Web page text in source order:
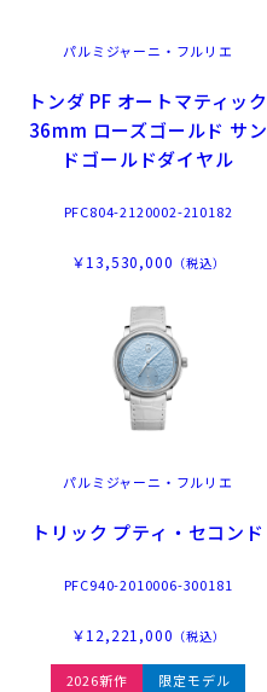
パルミジャーニ・フルリエ
トンダ PF オートマティック
36mm ローズゴールド サン
ドゴールドダイヤル
PFC804-2120002-210182
￥13,530,000 （税込）
パルミジャーニ・フルリエ
トリック プティ・セコンド
PFC940-2010006-300181
￥12,221,000 （税込）
2026新作 限定モデル